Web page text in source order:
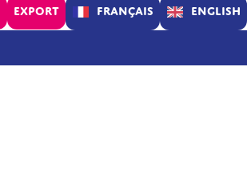
Export Français English